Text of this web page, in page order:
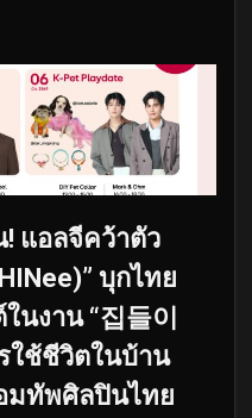
แอลจีคว้าตัว
บุกไทย
งาน “집들이
ใช้ชีวิตในบ้าน
มทัพศิลปินไทย